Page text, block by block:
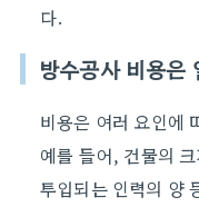
다.
방수공사 비용은
비용은 여러 요인에
예를 들어, 건물의
투입되는 인력의 양